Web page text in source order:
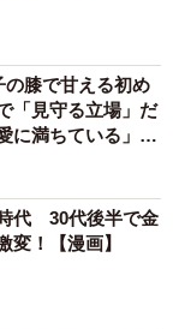
支援を呼び掛け
掛けたら、画
#正月飾り昆布」
。齋藤さんの
える）
膝で甘える初め
「見守る立場」だ
満ちている」
代 30代後半で金
！【漫画】